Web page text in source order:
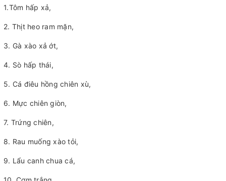
1.Tôm hấp xả,
2. Thịt heo ram mặn,
3. Gà xào xả ớt,
4. Sò hấp thái,
5. Cá điêu hồng chiên xù,
6. Mực chiên giòn,
7. Trứng chiên,
8. Rau muống xào tỏi,
9. Lẩu canh chua cá,